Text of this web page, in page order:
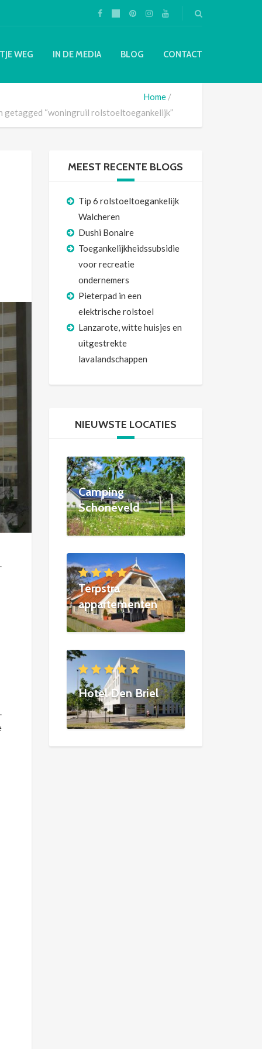
WEG IN DE MEDIA BLOG CONTACT
Home
getagged “woningruil rolstoeltoegankelijk”
MEEST RECENTE BLOGS
Tip 6 rolstoeltoegankelijk
Walcheren
Dushi Bonaire
Toegankelijkheidssubsidie
voor recreatie
ondernemers
Pieterpad in een
elektrische rolstoel
Lanzarote, witte huisjes en
uitgestrekte
lavalandschappen
NIEUWSTE LOCATIES
Camping
Schoneveld
Terpstra
appartementen
Hotel Den Briel